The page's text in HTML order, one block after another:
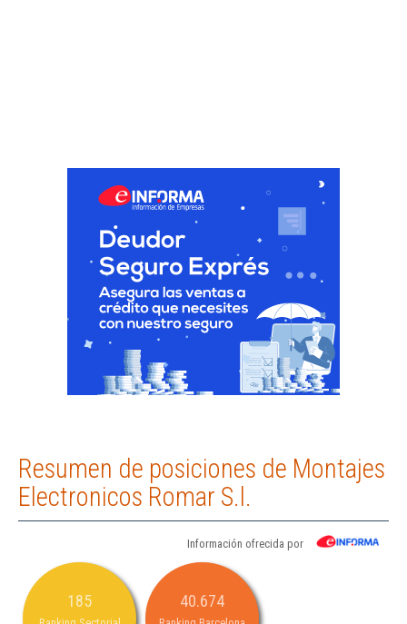
Resumen de posiciones de Montajes
Electronicos Romar S.l.
Información ofrecida por
185 40.674